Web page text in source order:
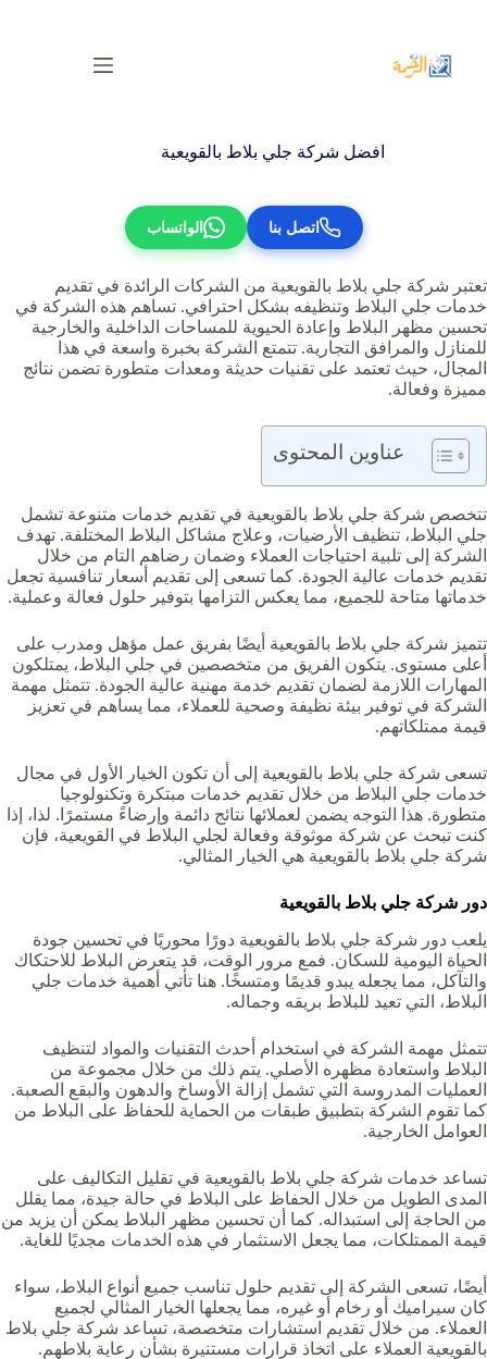
المحتوى
افضل شركة جلي بلاط بالقويعية‏
اتصل بنا الواتساب
تعتبر شركة جلي بلاط بالقويعية‏ من الشركات الرائدة في تقديم
خدمات جلي البلاط وتنظيفه بشكل احترافي. تساهم هذه الشركة في
تحسين مظهر البلاط وإعادة الحيوية للمساحات الداخلية والخارجية
للمنازل والمرافق التجارية. تتمتع الشركة بخبرة واسعة في هذا
المجال، حيث تعتمد على تقنيات حديثة ومعدات متطورة تضمن نتائج
مميزة وفعالة.
عناوين المحتوى
تتخصص شركة جلي بلاط بالقويعية‏ في تقديم خدمات متنوعة تشمل
جلي البلاط، تنظيف الأرضيات، وعلاج مشاكل البلاط المختلفة. تهدف
الشركة إلى تلبية احتياجات العملاء وضمان رضاهم التام من خلال
تقديم خدمات عالية الجودة. كما تسعى إلى تقديم أسعار تنافسية تجعل
خدماتها متاحة للجميع، مما يعكس التزامها بتوفير حلول فعالة وعملية.
تتميز شركة جلي بلاط بالقويعية‏ أيضًا بفريق عمل مؤهل ومدرب على
أعلى مستوى. يتكون الفريق من متخصصين في جلي البلاط، يمتلكون
المهارات اللازمة لضمان تقديم خدمة مهنية عالية الجودة. تتمثل مهمة
الشركة في توفير بيئة نظيفة وصحية للعملاء، مما يساهم في تعزيز
قيمة ممتلكاتهم.
تسعى شركة جلي بلاط بالقويعية‏ إلى أن تكون الخيار الأول في مجال
خدمات جلي البلاط من خلال تقديم خدمات مبتكرة وتكنولوجيا
متطورة. هذا التوجه يضمن لعملائها نتائج دائمة وإرضاءً مستمرًا. لذا، إذا
كنت تبحث عن شركة موثوقة وفعالة لجلي البلاط في القويعية، فإن
شركة جلي بلاط بالقويعية‏ هي الخيار المثالي.
دور شركة جلي بلاط بالقويعية‏
يلعب دور شركة جلي بلاط بالقويعية‏ دورًا محوريًا في تحسين جودة
الحياة اليومية للسكان. فمع مرور الوقت، قد يتعرض البلاط للاحتكاك
والتآكل، مما يجعله يبدو قديمًا ومتسخًا. هنا تأتي أهمية خدمات جلي
البلاط، التي تعيد للبلاط بريقه وجماله.
تتمثل مهمة الشركة في استخدام أحدث التقنيات والمواد لتنظيف
البلاط واستعادة مظهره الأصلي. يتم ذلك من خلال مجموعة من
العمليات المدروسة التي تشمل إزالة الأوساخ والدهون والبقع الصعبة.
كما تقوم الشركة بتطبيق طبقات من الحماية للحفاظ على البلاط من
العوامل الخارجية.
تساعد خدمات شركة جلي بلاط بالقويعية‏ في تقليل التكاليف على
المدى الطويل من خلال الحفاظ على البلاط في حالة جيدة، مما يقلل
من الحاجة إلى استبداله. كما أن تحسين مظهر البلاط يمكن أن يزيد من
قيمة الممتلكات، مما يجعل الاستثمار في هذه الخدمات مجديًا للغاية.
أيضًا، تسعى الشركة إلى تقديم حلول تناسب جميع أنواع البلاط، سواء
كان سيراميك أو رخام أو غيره، مما يجعلها الخيار المثالي لجميع
العملاء. من خلال تقديم استشارات متخصصة، تساعد شركة جلي بلاط
بالقويعية‏ العملاء على اتخاذ قرارات مستنيرة بشأن رعاية بلاطهم.